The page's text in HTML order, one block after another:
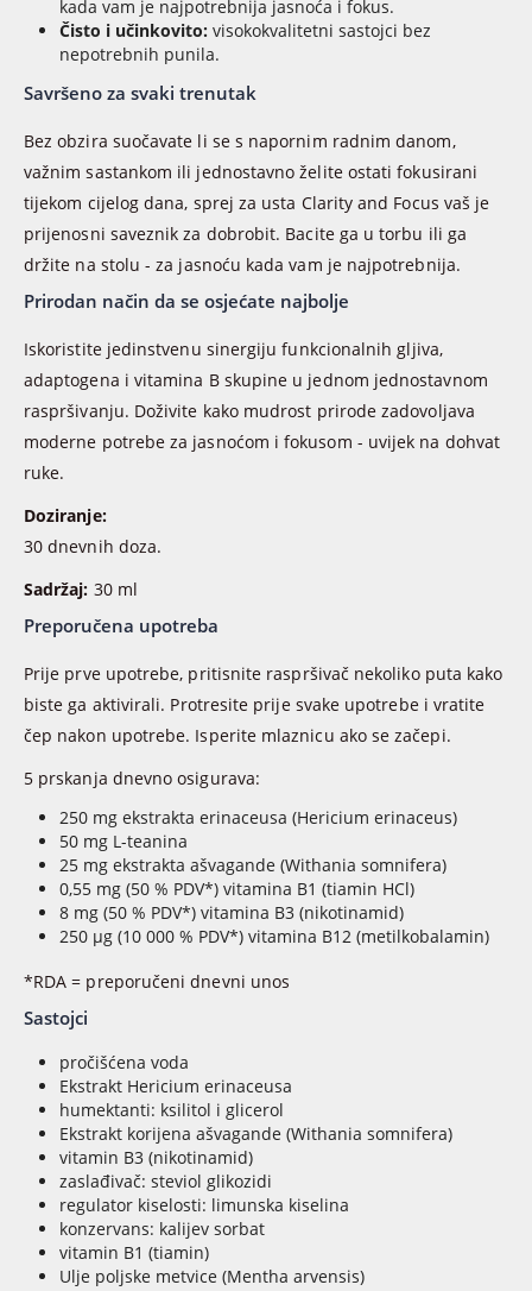
kada vam je najpotrebnija jasnoća i fokus.
Čisto i učinkovito:visokokvalitetni sastojci bez
nepotrebnih punila.
Savršeno za svaki trenutak
Bez obzira suočavate li se s napornim radnim danom,
važnim sastankom ili jednostavno želite ostati fokusirani
tijekom cijelog dana, sprej za usta Clarity and Focus vaš je
prijenosni saveznik za dobrobit. Bacite ga u torbu ili ga
držite na stolu - za jasnoću kada vam je najpotrebnija.
Prirodan način da se osjećate najbolje
Iskoristite jedinstvenu sinergiju funkcionalnih gljiva,
adaptogena i vitamina B skupine u jednom jednostavnom
raspršivanju. Doživite kako mudrost prirode zadovoljava
moderne potrebe za jasnoćom i fokusom - uvijek na dohvat
ruke.
Doziranje:
30 dnevnih doza.
Sadržaj: 30 ml
Preporučena upotreba
Prije prve upotrebe, pritisnite raspršivač nekoliko puta kako
biste ga aktivirali. Protresite prije svake upotrebe i vratite
čep nakon upotrebe. Isperite mlaznicu ako se začepi.
5 prskanja dnevno osigurava:
250 mg ekstrakta erinaceusa (Hericium erinaceus)
50 mg L-teanina
25 mg ekstrakta ašvagande (Withania somnifera)
0,55 mg (50 % PDV*) vitamina B1 (tiamin HCl)
8 mg (50 % PDV*) vitamina B3 (nikotinamid)
250 µg (10 000 % PDV*) vitamina B12 (metilkobalamin)
*RDA = preporučeni dnevni unos
Sastojci
pročišćena voda
Ekstrakt Hericium erinaceusa
humektanti: ksilitol i glicerol
Ekstrakt korijena ašvagande (Withania somnifera)
vitamin B3 (nikotinamid)
zaslađivač: steviol glikozidi
regulator kiselosti: limunska kiselina
konzervans: kalijev sorbat
vitamin B1 (tiamin)
Ulje poljske metvice (Mentha arvensis)